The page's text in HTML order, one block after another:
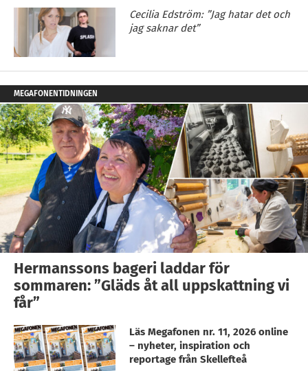
Cecilia Edström: ”Jag hatar det och
jag saknar det”
MEGAFONENTIDNINGEN
Hermanssons bageri laddar för
sommaren: ”Gläds åt all uppskattning vi
får”
Läs Megafonen nr. 11, 2026 online
– nyheter, inspiration och
reportage från Skellefteå